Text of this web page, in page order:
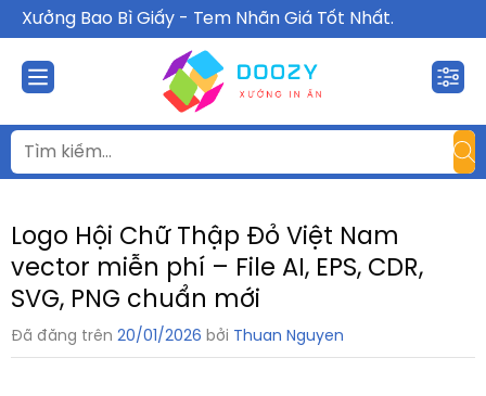
Chuyển
đến
nội
dung
Xưởng Bao Bì Giấy - Tem Nhãn Giá Tốt Nhất.
Logo Hội Chữ Thập Đỏ Việt Nam
vector miễn phí – File AI, EPS, CDR,
SVG, PNG chuẩn mới
Đã đăng trên 20/01/2026 bởi Thuan Nguyen